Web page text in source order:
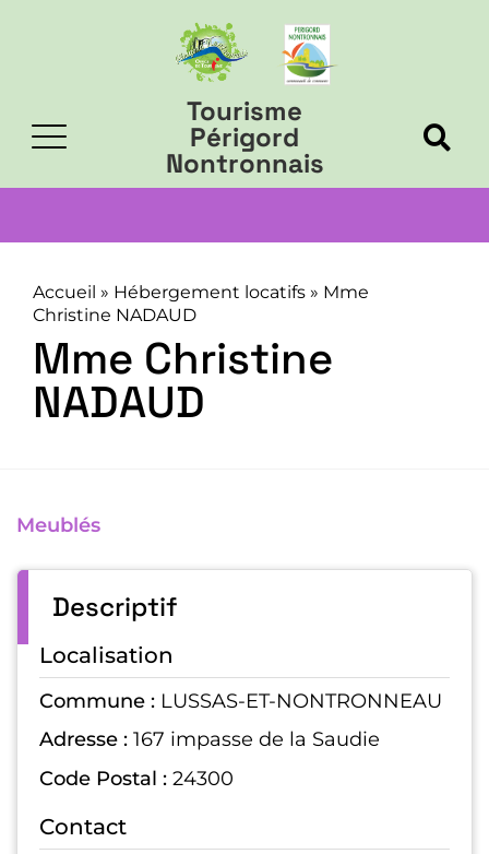
Tourisme
Périgord
Nontronnais
Accueil » Hébergement locatifs » Mme
Christine NADAUD
Mme Christine
NADAUD
Meublés
Descriptif
Localisation
Commune : LUSSAS-ET-NONTRONNEAU
Adresse : 167 impasse de la Saudie
Code Postal : 24300
Contact